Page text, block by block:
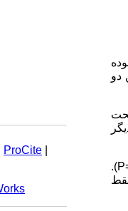
ProCite
دو
نابارور مراجعه‌کننده به مرکز ناباروری کوثر در فاصله زمانی سال‌های 90 تا 92 تحت
).